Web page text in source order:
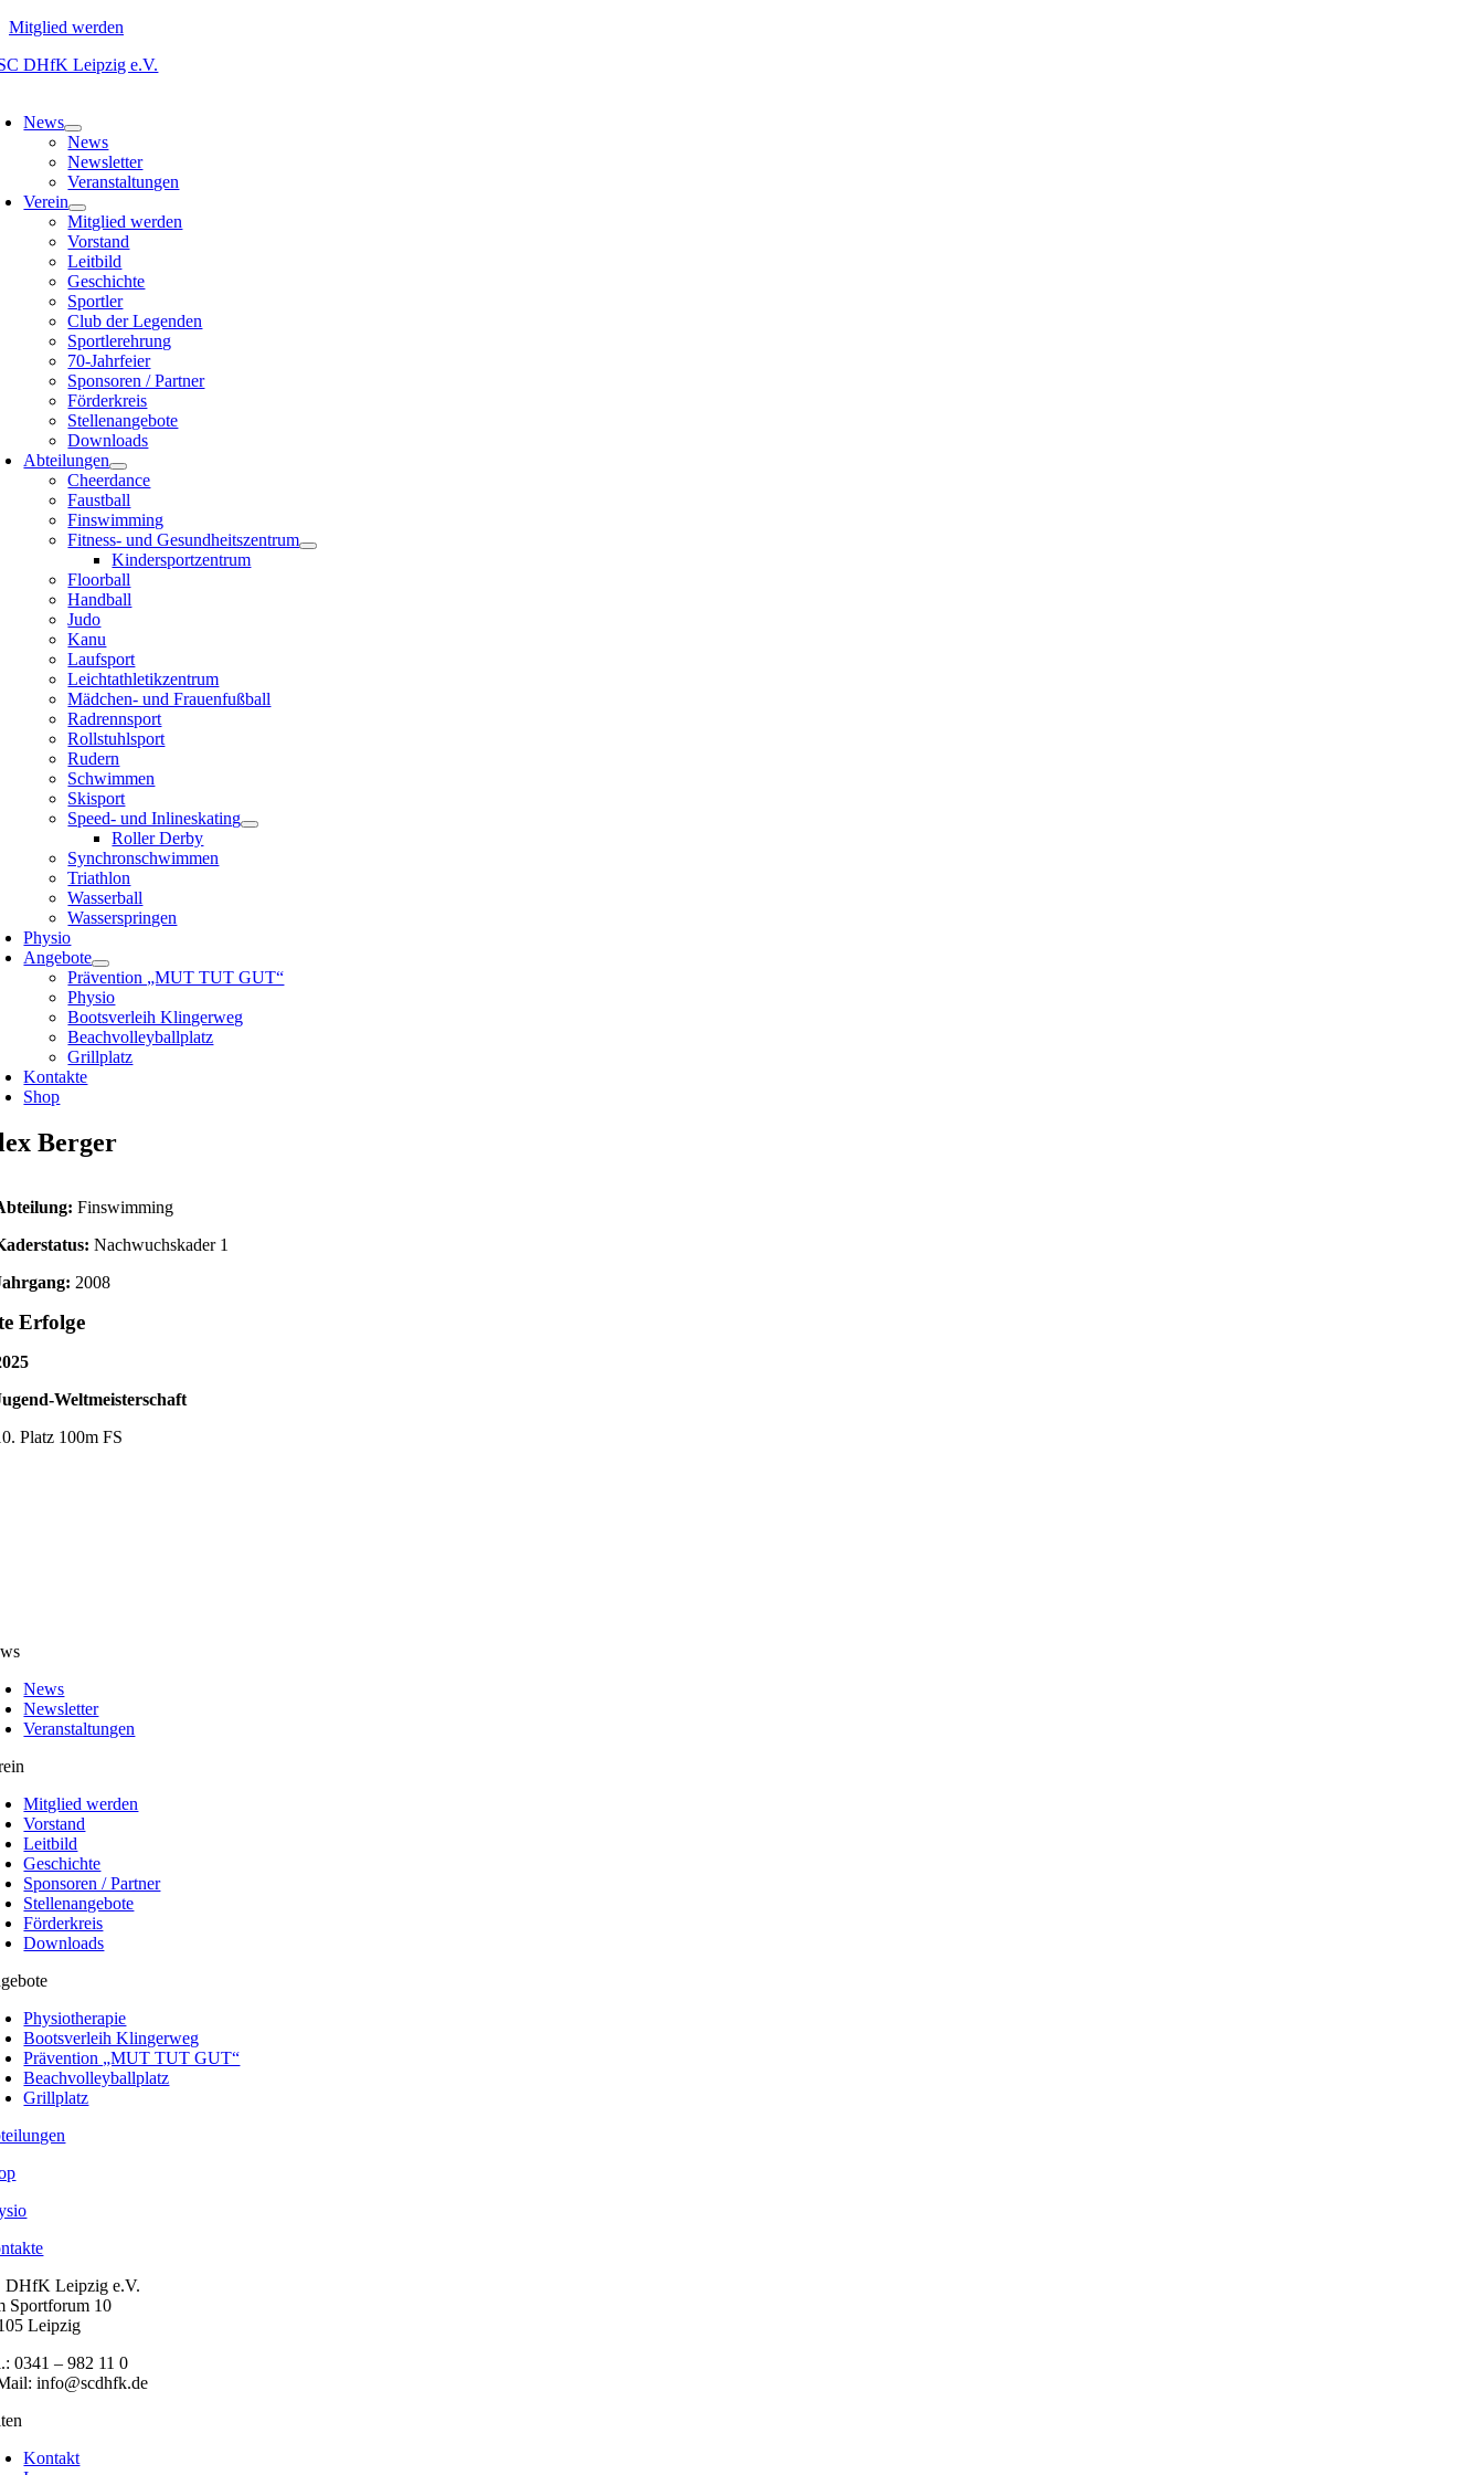
Mitglied werden
Zum
News
News
Newsletter
Veranstaltungen
Verein
Mitglied werden
Vorstand
Leitbild
Geschichte
Sportler
Club der Legenden
Sportlerehrung
70-Jahrfeier
Sponsoren / Partner
Förderkreis
Stellenangebote
Downloads
Abteilungen
Cheerdance
Faustball
Finswimming
Fitness- und Gesundheitszentrum
Kindersportzentrum
Floorball
Handball
Judo
Kanu
Laufsport
Leichtathletikzentrum
Mädchen- und Frauenfußball
Radrennsport
Rollstuhlsport
Rudern
Schwimmen
Skisport
Speed- und Inlineskating
Roller Derby
Synchronschwimmen
Triathlon
Wasserball
Wasserspringen
Physio
Angebote
Prävention „MUT TUT GUT“
Physio
Bootsverleih Klingerweg
Beachvolleyballplatz
Grillplatz
Kontakte
Shop
Berger
Finswimming
Nachwuchskader 1
2008
Erfolge
Weltmeisterschaft
Platz 100m FS
News
Newsletter
Veranstaltungen
Mitglied werden
Vorstand
Leitbild
Geschichte
Sponsoren / Partner
Stellenangebote
Förderkreis
Downloads
Physiotherapie
Bootsverleih Klingerweg
Prävention „MUT TUT GUT“
Beachvolleyballplatz
Grillplatz
DHfK Leipzig e.V.
Sportforum 10
Leipzig
0341 – 982 11 0
info@scdhfk.de
Kontakt